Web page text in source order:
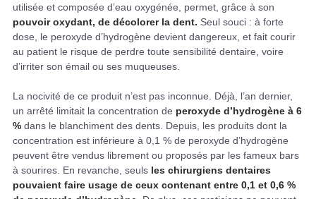
utilisée et composée d’eau oxygénée, permet, grâce à son
pouvoir oxydant, de décolorer la dent. Seul souci : à forte
dose, le peroxyde d’hydrogène devient dangereux, et fait courir
au patient le risque de perdre toute sensibilité dentaire, voire
d’irriter son émail ou ses muqueuses.
La nocivité de ce produit n’est pas inconnue. Déjà, l’an dernier,
un arrêté limitait la concentration de peroxyde d’hydrogène à 6
% dans le blanchiment des dents. Depuis, les produits dont la
concentration est inférieure à 0,1 % de peroxyde d’hydrogène
peuvent être vendus librement ou proposés par les fameux bars
à sourires. En revanche, seuls les chirurgiens dentaires
pouvaient faire usage de ceux contenant entre 0,1 et 0,6 %